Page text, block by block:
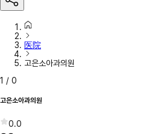
医院
고은소아과의원
1 / 0
고은소아과의원
0.0